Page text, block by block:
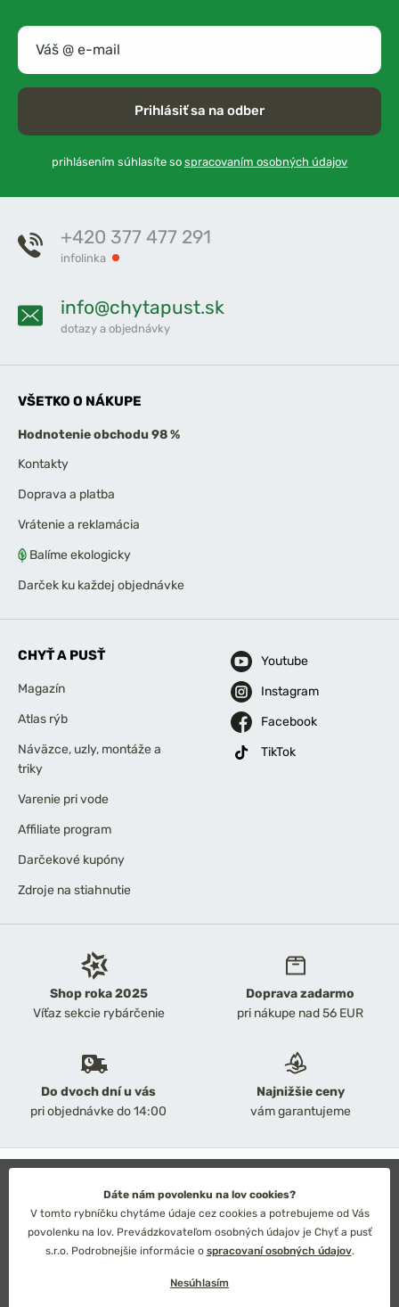
Prihlásiť sa na odber
prihlásením súhlasíte so spracovaním osobných údajov
Shop roka 2025
Víťaz sekcie rybárčenie
Doprava zadarmo
pri nákupe nad 56 EUR
Do dvoch dní u vás
pri objednávke do 14:00
Najnižšie ceny
vám garantujeme
+420 377 477 291
infolinka
info@chytapust.sk
dotazy a objednávky
VŠETKO O NÁKUPE
Hodnotenie obchodu 98 %
Kontakty
Doprava a platba
Vrátenie a reklamácia
Balíme ekologicky
Darček ku každej objednávke
CHYŤ A PUSŤ
Magazín
Atlas rýb
Náväzce, uzly, montáže a
triky
Varenie pri vode
Affiliate program
Darčekové kupóny
Zdroje na stiahnutie
Youtube
Instagram
Facebook
TikTok
Obchodné podmienky
Ochrana osobných údajov
Technické riešenie: Simplia s.r.o.
Strategický dizajn: Petr Široký
Dáte nám povolenku na lov cookies?
V tomto rybníčku chytáme údaje cez cookies a potrebujeme od Vás
povolenku na lov. Prevádzkovateľom osobných údajov je Chyť a pusť
s.r.o. Podrobnejšie informácie o spracovaní osobných údajov.
Nesúhlasím